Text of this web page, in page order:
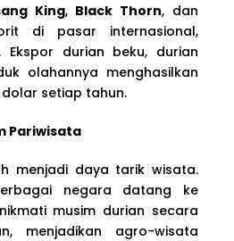
King, Black Thorn, dan
di pasar internasional,
durian beku, durian
olahannya menghasilkan
setiap tahun.
Pariwisata
menjadi daya tarik wisata.
negara datang ke
musim durian secara
menjadikan agro-wisata